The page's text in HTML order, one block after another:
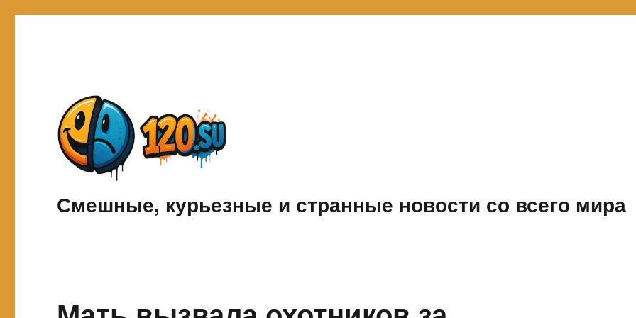
Смешные, курьезные и странные новости со всего мира